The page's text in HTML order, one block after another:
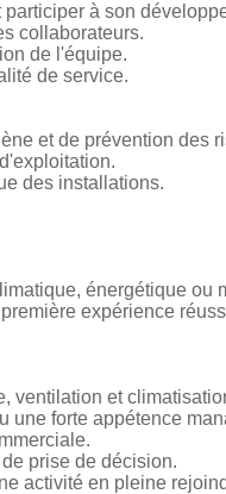
à son
collaborateurs.
de l'équipe.
de service.
et de prévention des
des installations.
énergétique
expérience
ventilation et
une forte appétence
prise de décision.
activité en pleine